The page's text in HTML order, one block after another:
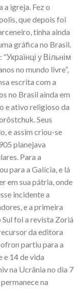
a igreja. Fez o
que depois foi
tinha ainda
gráfica no Brasil.
у Вільнім
no mundo livre”,
escrita com a
no Brasil ainda em
e ativo religioso da
Seus
e assim criou-se
planejava
Para a
para a Galícia, e lá
em sua pátria, onde
incidente a
e a primeira
foi a revista Zoriá
da editora
partiu para a
e 14 de vida
na Ucrânia no dia 7
na